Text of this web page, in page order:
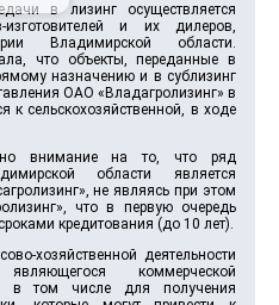
в лизинг осуществляется
изготовителей и их дилеров,
Владимирской области.
что объекты, переданные в
назначению и в сублизинг
ОАО «Владагролизинг» в
к сельскохозяйственной, в ходе
внимание на то, что ряд
области является
не являясь при этом
что в первую очередь
кредитования (до 10 лет).
хозяйственной деятельности
коммерческой
в том числе для получения